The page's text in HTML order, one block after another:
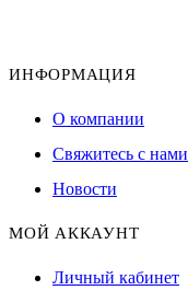
ИНФОРМАЦИЯ
О компании
Свяжитесь с нами
Новости
МОЙ АККАУНТ
Личный кабинет